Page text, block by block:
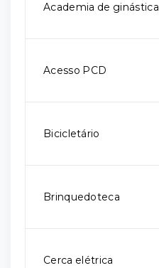
Academia de ginástica
Acesso PCD
Bicicletário
Brinquedoteca
Cerca elétrica